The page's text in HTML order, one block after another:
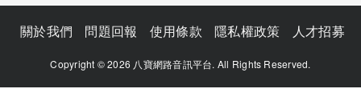
關於我們 問題回報 使用條款 隱私權政策 人才招募
Copyright © 2026 八寶網路音訊平台. All Rights Reserved.